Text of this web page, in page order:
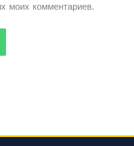
моих комментариев.